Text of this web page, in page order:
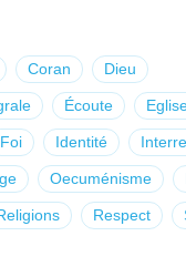
Coran Dieu
Écoute
Foi Identité
Oecuménisme
Respect